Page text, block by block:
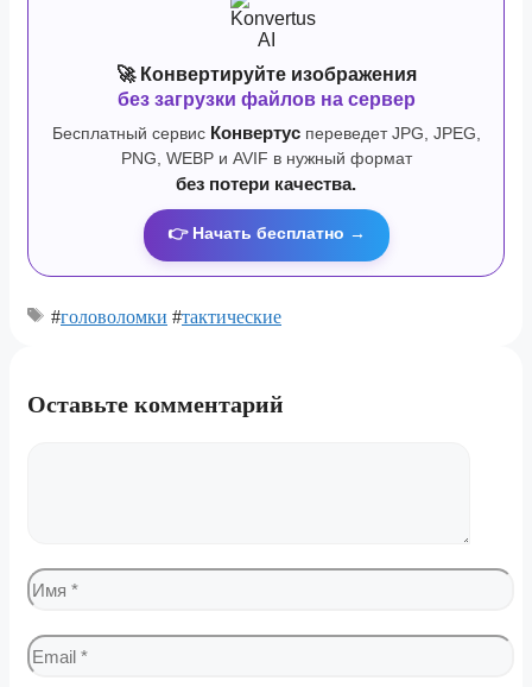
🚀 Конвертируйте изображения
без загрузки файлов на сервер
Бесплатный сервис Конвертуспереведет JPG, JPEG,
PNG, WEBP и AVIF в нужный формат
без потери качества.
👉 Начать бесплатно →
#головоломки #тактические
Оставьте комментарий
Имя
Email